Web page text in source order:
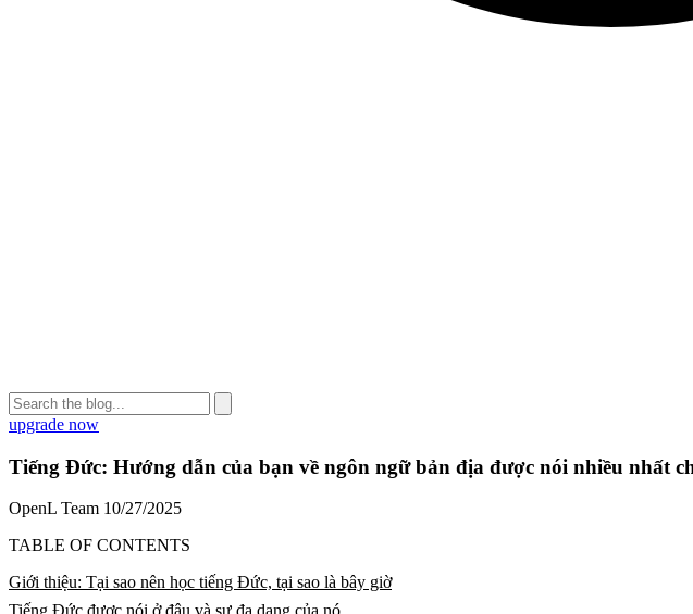
upgrade now
Tiếng Đức: Hướng dẫn của bạn về ngôn ngữ bản địa được nói nhiều nhất
OpenL Team 10/27/2025
TABLE OF CONTENTS
Giới thiệu: Tại sao nên học tiếng Đức, tại sao là bây giờ